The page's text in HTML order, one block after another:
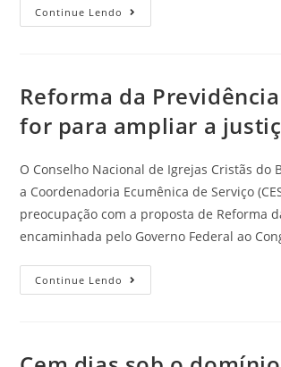
Continue Lendo
Reforma da
for para ampliar a
O Conselho Nacional de Igrejas Cristãs do
a Coordenadoria Ecumênica de Serviço
preocupação com a proposta de Reforma
encaminhada pelo Governo Federal ao
Continue Lendo